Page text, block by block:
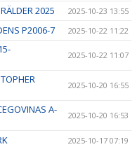
2025 2025-10-23 13:55
P2006-7 2025-10-22 11:22
2025-10-22 11:07
2025-10-20 16:55
A-
2025-10-20 16:53
2025-10-17 07:19